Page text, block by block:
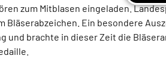
zum Mitblasen eingeladen.
Ein besondere
und brachte in dieser Zeit die